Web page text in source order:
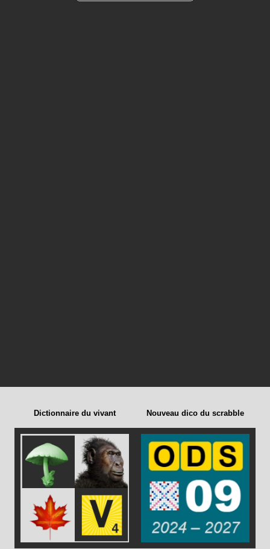
Dictionnaire du vivant Nouveau dico du scrabble